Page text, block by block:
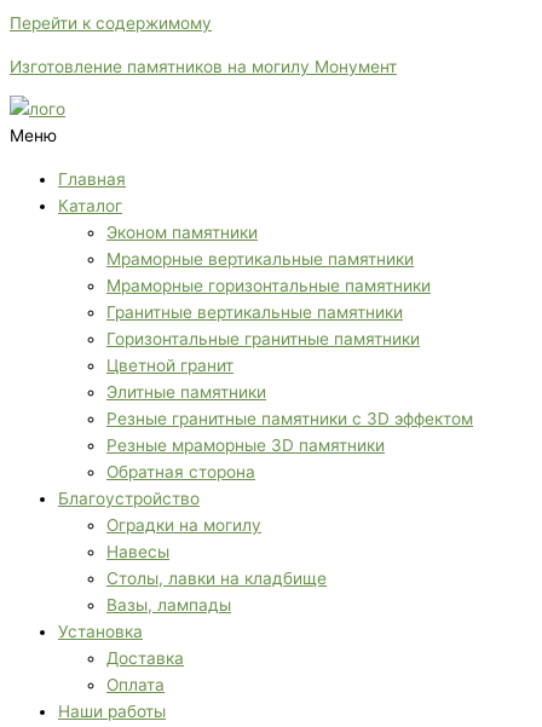
Перейти к содержимому
Изготовление памятников на могилу Монумент
Меню
Главная
Каталог
Эконом памятники
Мраморные вертикальные памятники
Мраморные горизонтальные памятники
Гранитные вертикальные памятники
Горизонтальные гранитные памятники
Цветной гранит
Элитные памятники
Резные гранитные памятники с 3D эффектом
Резные мраморные 3D памятники
Обратная сторона
Благоустройство
Оградки на могилу
Навесы
Столы, лавки на кладбище
Вазы, лампады
Установка
Доставка
Оплата
Наши работы